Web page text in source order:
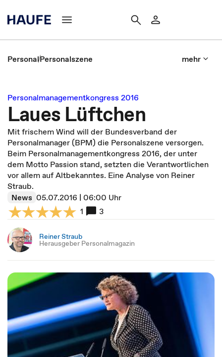
PersonalPersonalszene mehr
Personalmanagementkongress 2016
Laues Lüftchen
Mit frischem Wind will der Bundesverband der
Personalmanager (BPM) die Personalszene versorgen.
Beim Personalmanagementkongress 2016, der unter
dem Motto Passion stand, setzten die Verantwortlichen
vor allem auf Altbekanntes. Eine Analyse von Reiner
Straub.
News 05.07.2016 | 06:00 Uhr
1
3
Reiner Straub
Herausgeber Personalmagazin